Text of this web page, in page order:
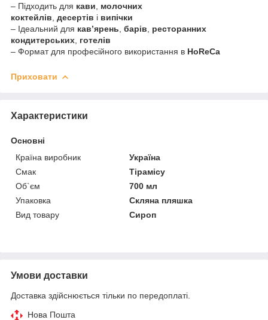
– Підходить для кави
молочних
коктейлів десертів і випічки
– Ідеальний для кав’ярень барів
ресторанних
кондитерських готелів
– Формат для професійного використання в HoReCa
Приховати
Характеристики
Основні
Країна виробник
Україна
Смак
Тірамісу
Об`єм
700 мл
Упаковка
Скляна пляшка
Вид товару
Сироп
Умови доставки
Доставка здійснюється тільки по передоплаті.
Нова Пошта